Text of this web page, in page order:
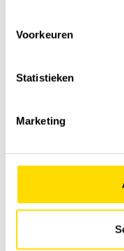
Voorkeuren
Statistieken
Marketing